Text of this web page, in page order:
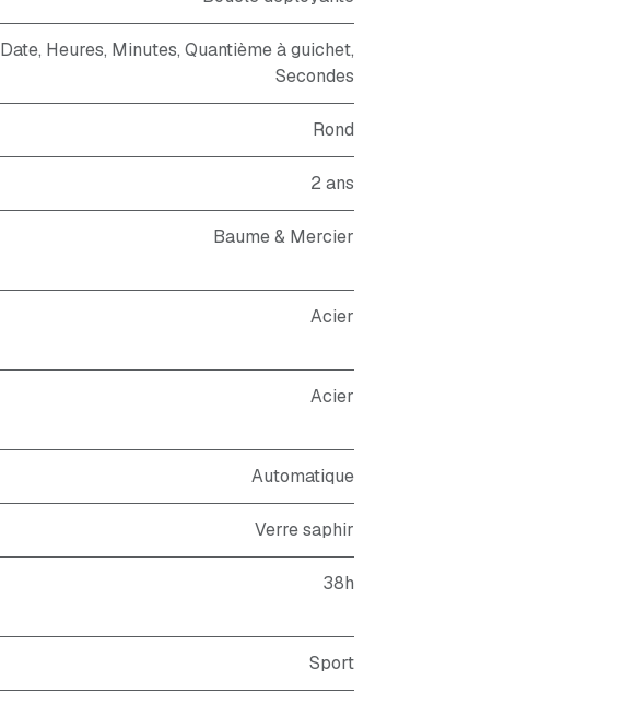
Date, Heures, Minutes, Quantième à guichet,
Secondes
Rond
2 ans
Baume & Mercier
Acier
Acier
Automatique
Verre saphir
38h
Sport